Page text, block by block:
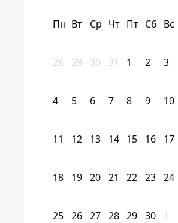
Пн Вт Ср Чт Пт Сб Вс
28 29 30 31 1 2 3
4 5 6 7 8 9 10
11 12 13 14 15 16 17
18 19 20 21 22 23 24
25 26 27 28 29 30 1